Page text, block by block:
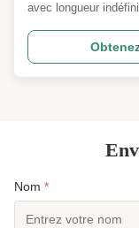
avec longueur
noctilumineux 2D à
discontinue
noir est une fibre de
Nom *